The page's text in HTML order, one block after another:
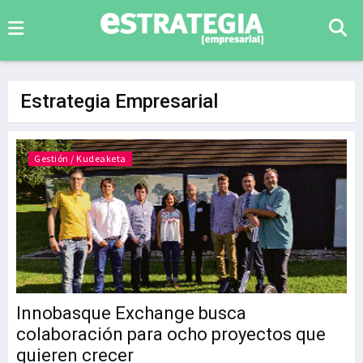
Estrategia Empresarial
Innobasque Exchange busca
colaboración para ocho proyectos que
quieren crecer
Gestión / Kudeaketa